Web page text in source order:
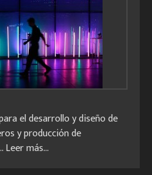
el desarrollo y diseño de
y producción de
Leer más...